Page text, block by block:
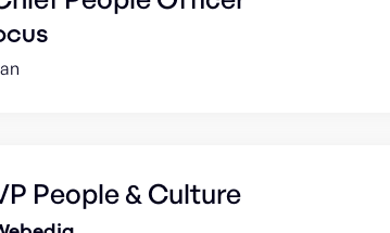
People & Culture